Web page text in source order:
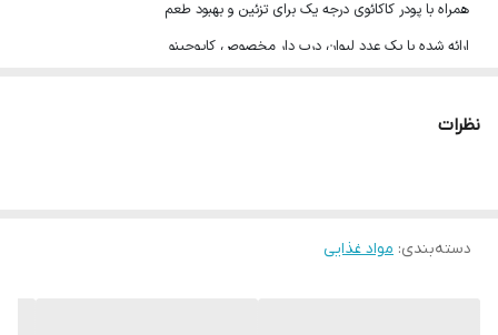
همراه با پودر کاکائوی درجه یک برای تزئین و بهبود طعم
ارائه شده با یک عدد لیوان درب دار مخصوص کاپوچینو
کیفیت کم نظیر شرکت اولکر
نظرات
دسته‌بندی: مواد غذایی